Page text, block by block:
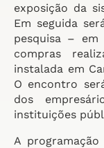
exposição da
Em seguida
pesquisa –
compras
instalada em
O encontro
dos
instituições
A